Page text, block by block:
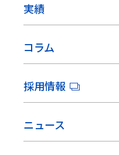
実績
コラム
採用情報
ニュース